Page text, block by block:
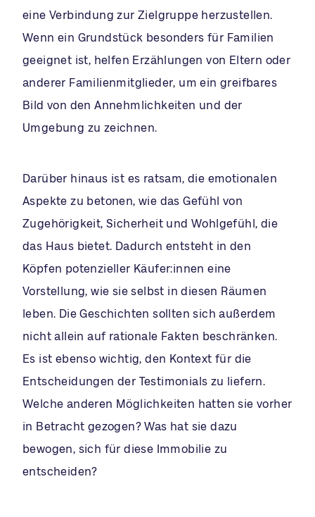
eine Verbindung zur Zielgruppe herzustellen.
Wenn ein Grundstück besonders für Familien
geeignet ist, helfen Erzählungen von Eltern oder
anderer Familienmitglieder, um ein greifbares
Bild von den Annehmlichkeiten und der
Umgebung zu zeichnen.
Darüber hinaus ist es ratsam, die emotionalen
Aspekte zu betonen, wie das Gefühl von
Zugehörigkeit, Sicherheit und Wohlgefühl, die
das Haus bietet. Dadurch entsteht in den
Köpfen potenzieller Käufer:innen eine
Vorstellung, wie sie selbst in diesen Räumen
leben. Die Geschichten sollten sich außerdem
nicht allein auf rationale Fakten beschränken.
Es ist ebenso wichtig, den Kontext für die
Entscheidungen der Testimonials zu liefern.
Welche anderen Möglichkeiten hatten sie vorher
in Betracht gezogen? Was hat sie dazu
bewogen, sich für diese Immobilie zu
entscheiden?